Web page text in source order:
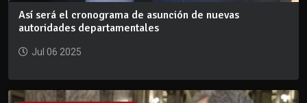
Así será el cronograma de asunción de nuevas
autoridades departamentales
Jul 06 2025